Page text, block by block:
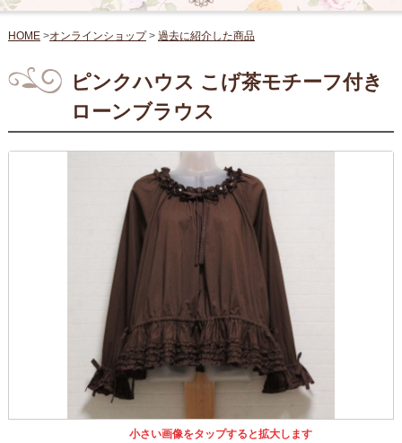
HOME>オンラインショップ> 過去に紹介した商品
ピンクハウス こげ茶モチーフ付き
ローンブラウス
小さい画像をタップすると拡大します